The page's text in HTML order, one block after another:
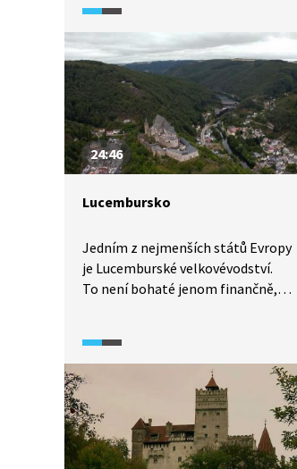
Lucemburk a připomeneme si i jeho
historii. Uvidíme středověký hrad,
historické centrum,
velkovévodskou rezidenci
i katedrálu Notre Dame, kde je
pochován český král Jan
Lucemburský.
24:46
Lucembursko
Jedním z nejmenších států Evropy
je Lucemburské velkovévodství.
To není bohaté jenom finančně,
přírodou. Průvodci Bedekru nás
provedou zajímavými místy
velkovévodství a dozvíme se také,
co má Lucemburské velkovévodství
společného s Českou republikou.